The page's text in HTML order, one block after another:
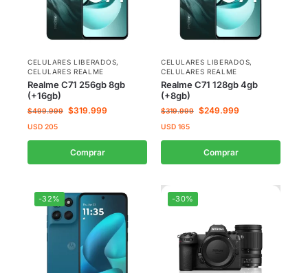
CELULARES LIBERADOS,
CELULARES REALME
Realme C71 256gb 8gb
(+16gb)
$499.999 $319.999
USD 205
Comprar
CELULARES LIBERADOS,
CELULARES REALME
Realme C71 128gb 4gb
(+8gb)
$319.999 $249.999
USD 165
Comprar
-32% -30%